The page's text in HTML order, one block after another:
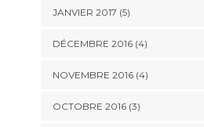
JANVIER 2017 (5)
DÉCEMBRE 2016(4)
NOVEMBRE 2016(4)
OCTOBRE 2016(3)